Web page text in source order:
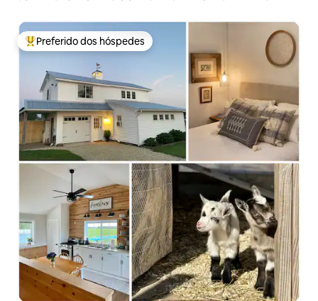
Entre os melhores preferidos dos hóspedes
Preferido dos hóspedes